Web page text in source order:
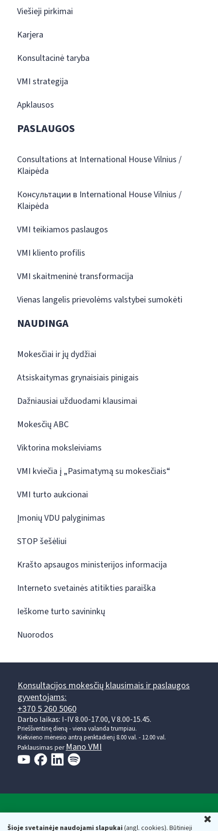
Šioje svetainėje naudojami slapukai(angl. cookies). Būtinieji
Viešieji pirkimai
Karjera
Konsultacinė taryba
VMI strategija
Apklausos
PASLAUGOS
Consultations at International House Vilnius /
Klaipėda
Консультации в International House Vilnius /
Klaipėda
VMI teikiamos paslaugos
VMI kliento profilis
VMI skaitmeninė transformacija
Vienas langelis prievolėms valstybei sumokėti
NAUDINGA
Mokesčiai ir jų dydžiai
Atsiskaitymas grynaisiais pinigais
Dažniausiai užduodami klausimai
Mokesčių ABC
Viktorina moksleiviams
VMI kviečia į „Pasimatymą su mokesčiais“
VMI turto aukcionai
Įmonių VDU palyginimas
STOP šešėliui
Krašto apsaugos ministerijos informacija
Interneto svetainės atitikties paraiška
Ieškome turto savininkų
Nuorodos
Konsultacijos mokesčių klausimais ir paslaugos
gyventojams:
+370 5 260 5060
Darbo laikas: I-IV 8.00-17.00, V 8.00-15.45.
Prieššventinę dieną - viena valanda trumpiau.
Kiekvieno mėnesio antrą penktadienį 8.00 val. - 12.00 val.
Paklausimas per Mano VMI
Respublikos finansų ministerijos